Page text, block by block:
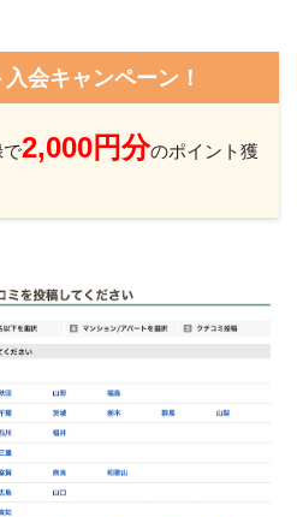
会キャンペーン！
で2,000円分のポイント獲